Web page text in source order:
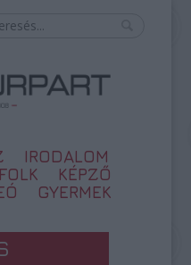
IRODALOM
FOLK
KÉPZŐ
GYERMEK